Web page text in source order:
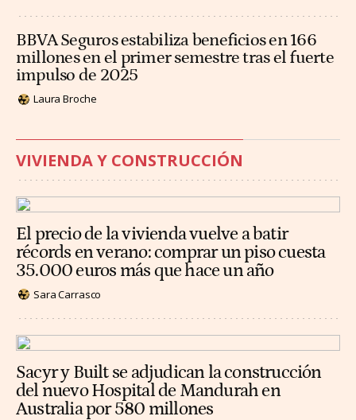
BBVA Seguros estabiliza beneficios en 166
millones en el primer semestre tras el fuerte
impulso de 2025
Laura Broche
VIVIENDA Y CONSTRUCCIÓN
El precio de la vivienda vuelve a batir
récords en verano: comprar un piso cuesta
35.000 euros más que hace un año
Sara Carrasco
Sacyr y Built se adjudican la construcción
del nuevo Hospital de Mandurah en
Australia por 580 millones